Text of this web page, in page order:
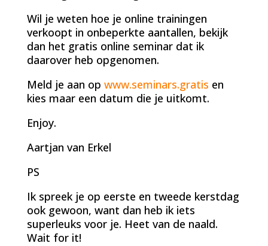
Wil je weten hoe je online trainingen
verkoopt in onbeperkte aantallen, bekijk
dan het gratis online seminar dat ik
daarover heb opgenomen.
Meld je aan op www.seminars.gratis en
kies maar een datum die je uitkomt.
Enjoy.
Aartjan van Erkel
PS
Ik spreek je op eerste en tweede kerstdag
ook gewoon, want dan heb ik iets
superleuks voor je. Heet van de naald.
Wait for it!